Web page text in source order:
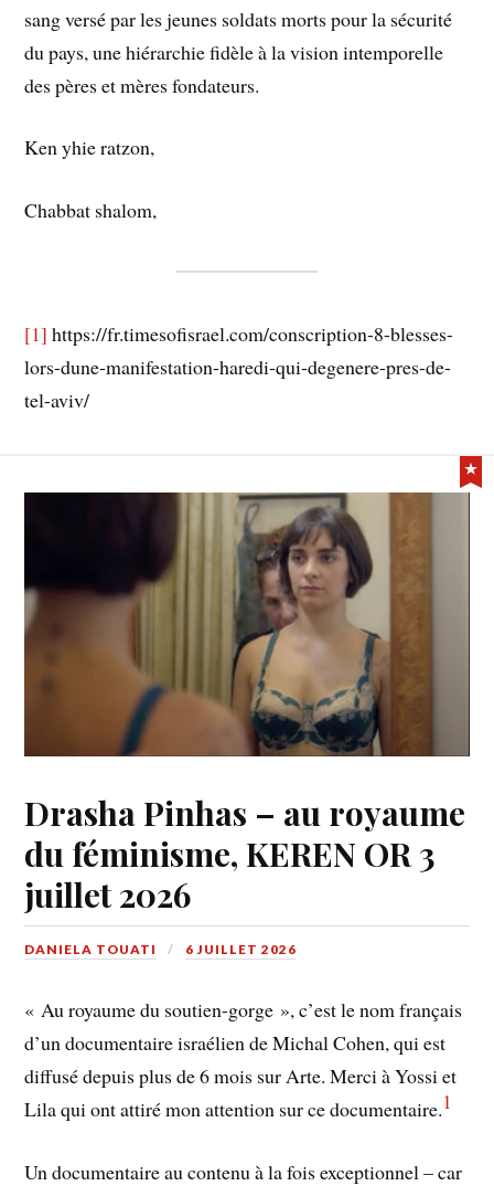
sang versé par les jeunes soldats morts pour la sécurité
du pays, une hiérarchie fidèle à la vision intemporelle
des pères et mères fondateurs.
Ken yhie ratzon,
Chabbat shalom,
[1] https://fr.timesofisrael.com/conscription-8-blesses-
lors-dune-manifestation-haredi-qui-degenere-pres-de-
tel-aviv/
Drasha Pinhas – au royaume
du féminisme, KEREN OR 3
juillet 2026
DANIELA TOUATI 6 JUILLET 2026
« Au royaume du soutien-gorge », c’est le nom français
d’un documentaire israélien de Michal Cohen, qui est
diffusé depuis plus de 6 mois sur Arte. Merci à Yossi et
Lila qui ont attiré mon attention sur ce documentaire.1
Un documentaire au contenu à la fois exceptionnel – car